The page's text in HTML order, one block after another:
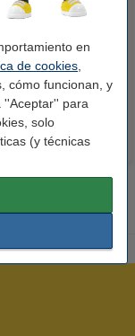
en
de cookies
cómo funcionan, y
''Aceptar'' para
solo
(y técnicas
Alcalinas Xtreme
- LR06 - MN1500 - 24
unidades
€